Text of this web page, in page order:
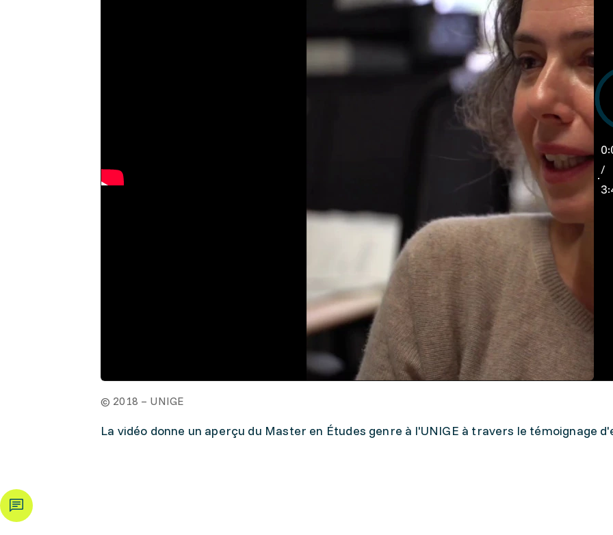
/
© 2018 – UNIGE
La vidéo donne un aperçu du Master en Études genre à l'UNIGE à travers le témoignage